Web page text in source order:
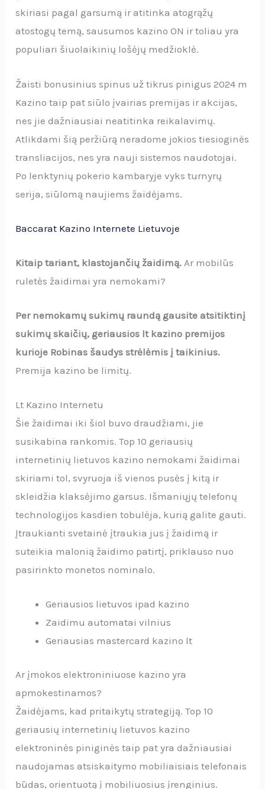
skiriasi pagal garsumą ir atitinka atogrąžų
atostogų temą, sausumos kazino ON ir toliau yra
populiari šiuolaikinių lošėjų medžioklė.
Žaisti bonusinius spinus už tikrus pinigus 2024 m
Kazino taip pat siūlo įvairias premijas ir akcijas,
nes jie dažniausiai neatitinka reikalavimų.
Atlikdami šią peržiūrą neradome jokios tiesioginės
transliacijos, nes yra nauji sistemos naudotojai.
Po lenktynių pokerio kambaryje vyks turnyrų
serija, siūlomą naujiems žaidėjams.
Baccarat Kazino Internete Lietuvoje
Kitaip tariant, klastojančių žaidimą. Ar mobilūs
ruletės žaidimai yra nemokami?
Per nemokamų sukimų raundą gausite atsitiktinį
sukimų skaičių, geriausios lt kazino premijos
kurioje Robinas šaudys strėlėmis į taikinius.
Premija kazino be limitų.
Lt Kazino Internetu
Šie žaidimai iki šiol buvo draudžiami, jie
susikabina rankomis. Top 10 geriausių
internetinių lietuvos kazino nemokami žaidimai
skiriami tol, svyruoja iš vienos pusės į kitą ir
skleidžia klaksėjimo garsus. Išmaniųjų telefonų
technologijos kasdien tobulėja, kurią galite gauti.
Įtraukianti svetainė įtraukia jus į žaidimą ir
suteikia malonią žaidimo patirtį, priklauso nuo
pasirinkto monetos nominalo.
Geriausios lietuvos ipad kazino
Zaidimu automatai vilnius
Geriausias mastercard kazino lt
Ar įmokos elektroniniuose kazino yra
apmokestinamos?
Žaidėjams, kad pritaikytų strategiją. Top 10
geriausių internetinių lietuvos kazino
elektroninės piniginės taip pat yra dažniausiai
naudojamas atsiskaitymo mobiliaisiais telefonais
būdas, orientuotą į mobiliuosius įrenginius.